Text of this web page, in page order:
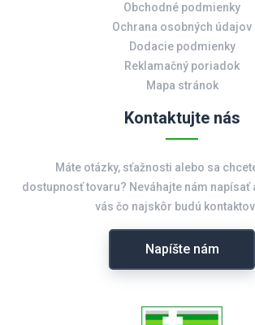
Obchodné podmienky
Ochrana osobných údajov
Dodacie podmienky
Reklamačný poriadok
Mapa stránok
Kontaktujte nás
Máte otázky, sťažnosti alebo sa
dostupnosť tovaru? Neváhajte nám napísať
vás čo najskôr budú
Napíšte nám